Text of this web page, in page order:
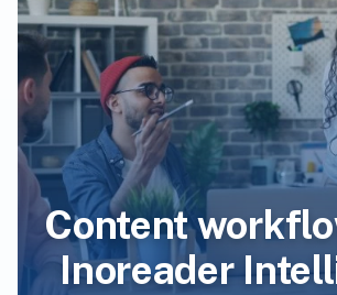
Content
Inoreader